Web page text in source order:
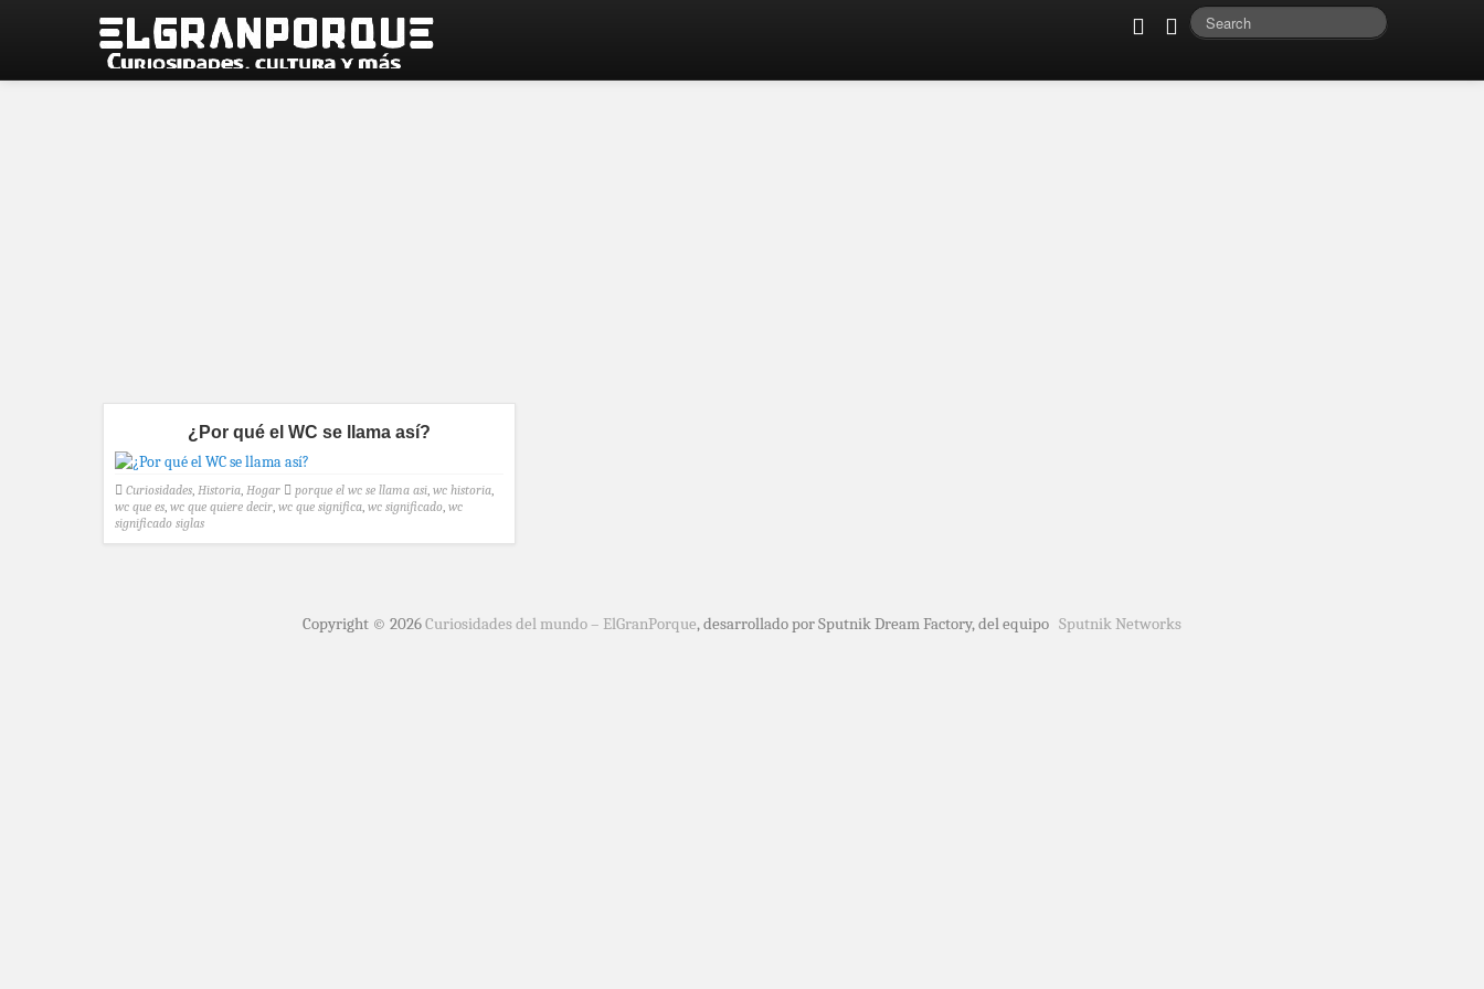
¿Por qué el WC se llama así?
Curiosidades, Historia, Hogar porque el wc se llama asi, wc historia,
wc que es, wc que quiere decir, wc que significa, wc significado, wc
significado siglas
Copyright © 2026Curiosidades del mundo – ElGranPorque, desarrollado por Sputnik Dream Factory, del equipo Sputnik Networks